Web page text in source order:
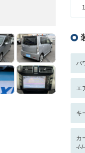
パ
エ
キ
カ